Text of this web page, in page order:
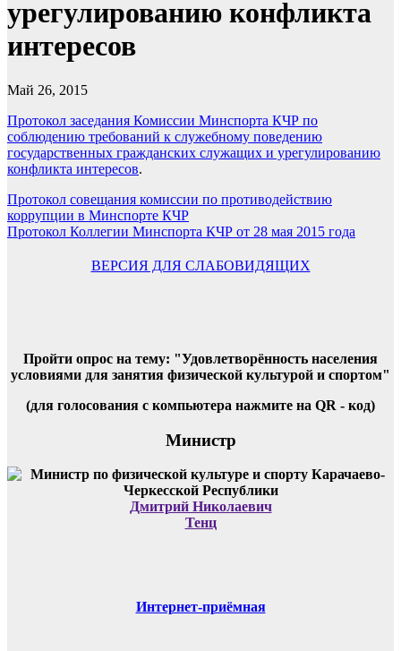
урегулированию конфликта
интересов
Май 26, 2015
Протокол заседания Комиссии Минспорта КЧР по
соблюдению требований к служебному поведению
государственных гражданских служащих и урегулированию
конфликта интересов.
Навигация
по
Протокол совещания комиссии по противодействию
коррупции в Минспорте КЧР
Протокол Коллегии Минспорта КЧР от 28 мая 2015 года
ВЕРСИЯ ДЛЯ СЛАБОВИДЯЩИХ
Пройти опрос на тему: "Удовлетворённость населения
условиями для занятия физической культурой и спортом"
(для голосования с компьютера нажмите на QR - код)
Министр
Дмитрий Николаевич
Тенц
Интернет-приёмная